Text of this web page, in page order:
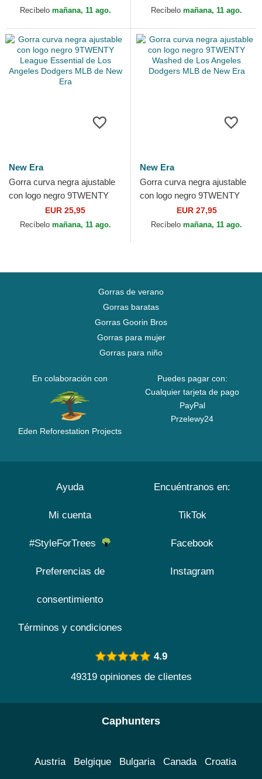
Dodgers MLB de New Era
Recíbelo mañana, 11 ago.
Angeles Dodgers MLB de...
Recíbelo mañana, 11 ago.
New Era
Gorra curva negra ajustable
con logo negro 9TWENTY
League Essential de Los
Angeles Dodgers MLB de...
EUR 25,95
Recíbelo mañana, 11 ago.
New Era
Gorra curva negra ajustable
con logo negro 9TWENTY
Washed de Los Angeles
Dodgers MLB de New Era
EUR 27,95
Recíbelo mañana, 11 ago.
Gorras de verano
Gorras baratas
Gorras Goorin Bros
Gorras para mujer
Gorras para niño
En colaboración con
Eden Reforestation Projects
Puedes pagar con:
Cualquier tarjeta de pago
PayPal
Przelewy24
Ayuda
Mi cuenta
#StyleForTrees
Preferencias de
consentimiento
Términos y condiciones
Encuéntranos en:
TikTok
Facebook
Instagram
4.9
49319 opiniones de clientes
Caphunters
Austria Belgique Bulgaria Canada Croatia